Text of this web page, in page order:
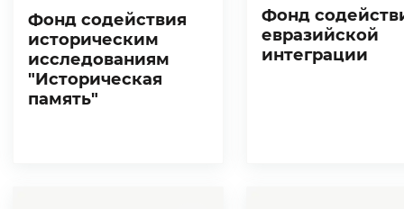
Фонд содействия
историческим
исследованиям
"Историческая
память"
Фонд
евразийской
интеграции